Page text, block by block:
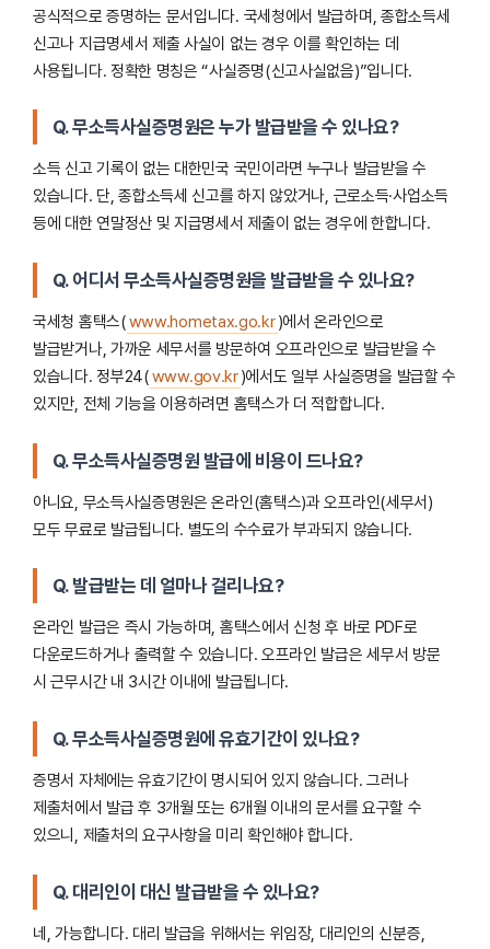
공식적으로 증명하는 문서입니다. 국세청에서 발급하며, 종합소득세
신고나 지급명세서 제출 사실이 없는 경우 이를 확인하는 데
사용됩니다. 정확한 명칭은 “사실증명(신고사실없음)”입니다.
Q. 무소득사실증명원은 누가 발급받을 수 있나요?
소득 신고 기록이 없는 대한민국 국민이라면 누구나 발급받을 수
있습니다. 단, 종합소득세 신고를 하지 않았거나, 근로소득·사업소득
등에 대한 연말정산 및 지급명세서 제출이 없는 경우에 한합니다.
Q. 어디서 무소득사실증명원을 발급받을 수 있나요?
국세청 홈택스(www.hometax.go.kr)에서 온라인으로
발급받거나, 가까운 세무서를 방문하여 오프라인으로 발급받을 수
있습니다. 정부24(www.gov.kr)에서도 일부 사실증명을 발급할 수
있지만, 전체 기능을 이용하려면 홈택스가 더 적합합니다.
Q. 무소득사실증명원 발급에 비용이 드나요?
아니요, 무소득사실증명원은 온라인(홈택스)과 오프라인(세무서)
모두 무료로 발급됩니다. 별도의 수수료가 부과되지 않습니다.
Q. 발급받는 데 얼마나 걸리나요?
온라인 발급은 즉시 가능하며, 홈택스에서 신청 후 바로 PDF로
다운로드하거나 출력할 수 있습니다. 오프라인 발급은 세무서 방문
시 근무시간 내 3시간 이내에 발급됩니다.
Q. 무소득사실증명원에 유효기간이 있나요?
증명서 자체에는 유효기간이 명시되어 있지 않습니다. 그러나
제출처에서 발급 후 3개월 또는 6개월 이내의 문서를 요구할 수
있으니, 제출처의 요구사항을 미리 확인해야 합니다.
Q. 대리인이 대신 발급받을 수 있나요?
네, 가능합니다. 대리 발급을 위해서는 위임장, 대리인의 신분증,